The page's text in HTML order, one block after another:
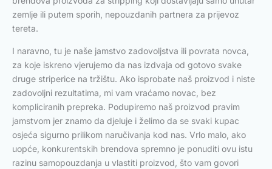
zemlje ili putem sporih, nepouzdanih partnera za prijevoz
tereta.
I naravno, tu je naše jamstvo zadovoljstva ili povrata novca,
za koje iskreno vjerujemo da nas izdvaja od gotovo svake
druge striperice na tržištu. Ako isprobate naš proizvod i niste
zadovoljni rezultatima, mi vam vraćamo novac, bez
kompliciranih prepreka. Podupiremo naš proizvod pravim
jamstvom jer znamo da djeluje i želimo da se svaki kupac
osjeća sigurno prilikom naručivanja kod nas. Vrlo malo, ako
uopće, konkurentskih brendova spremno je ponuditi ovu istu
razinu samopouzdanja u vlastiti proizvod, što vam govori